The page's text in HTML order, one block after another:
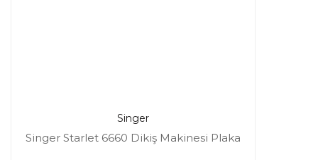
Singer
Singer Starlet 6660 Dikiş Makinesi Plaka